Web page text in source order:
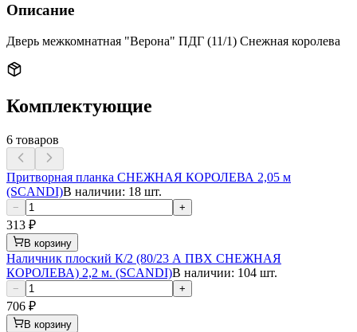
Описание
Дверь межкомнатная "Верона" ПДГ (11/1) Снежная королева
Комплектующие
6 товаров
Притворная планка СНЕЖНАЯ КОРОЛЕВА 2,05 м
(SCANDI)В наличии: 18 шт.
− +
313 ₽
В корзину
Наличник плоский К/2 (80/23 А ПВХ СНЕЖНАЯ
КОРОЛЕВА) 2,2 м. (SCANDI)В наличии: 104 шт.
− +
706 ₽
В корзину